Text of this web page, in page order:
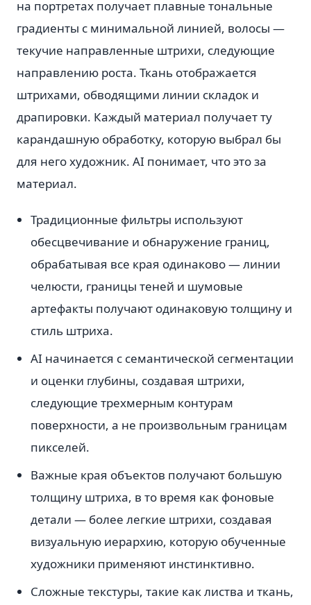
на портретах получает плавные тональные
градиенты с минимальной линией, волосы —
текучие направленные штрихи, следующие
направлению роста. Ткань отображается
штрихами, обводящими линии складок и
драпировки. Каждый материал получает ту
карандашную обработку, которую выбрал бы
для него художник. AI понимает, что это за
материал.
Традиционные фильтры используют
обесцвечивание и обнаружение границ,
обрабатывая все края одинаково — линии
челюсти, границы теней и шумовые
артефакты получают одинаковую толщину и
стиль штриха.
AI начинается с семантической сегментации
и оценки глубины, создавая штрихи,
следующие трехмерным контурам
поверхности, а не произвольным границам
пикселей.
Важные края объектов получают большую
толщину штриха, в то время как фоновые
детали — более легкие штрихи, создавая
визуальную иерархию, которую обученные
художники применяют инстинктивно.
Сложные текстуры, такие как листва и ткань,